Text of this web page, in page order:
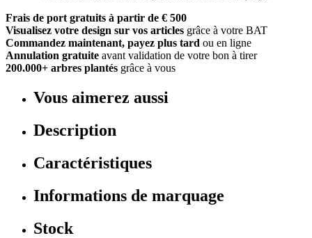
Frais de port gratuits à partir de € 500
Visualisez votre design sur vos articles grâce à votre BAT
Commandez maintenant, payez plus tard ou en ligne
Annulation gratuite avant validation de votre bon à tirer
200.000+ arbres plantés grâce à vous
Vous aimerez aussi
Description
Caractéristiques
Informations de marquage
Stock